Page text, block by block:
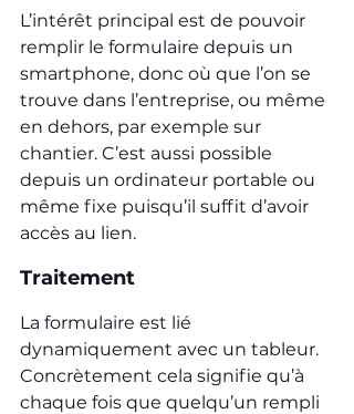
L’intérêt principal est de pouvoir
remplir le formulaire depuis un
smartphone, donc où que l’on se
trouve dans l’entreprise, ou même
en dehors, par exemple sur
chantier. C’est aussi possible
depuis un ordinateur portable ou
même fixe puisqu’il suffit d’avoir
accès au lien.
Traitement
La formulaire est lié
dynamiquement avec un tableur.
Concrètement cela signifie qu’à
chaque fois que quelqu’un rempli